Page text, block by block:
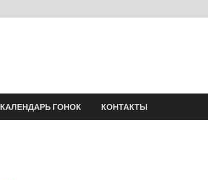
КАЛЕНДАРЬ ГОНОК КОНТАКТЫ